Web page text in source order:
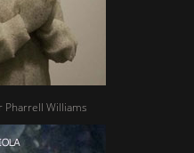
Pharrell Williams